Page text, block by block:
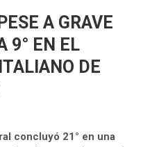
A GRAVE
9° EN EL
DE
concluyó 21° en una